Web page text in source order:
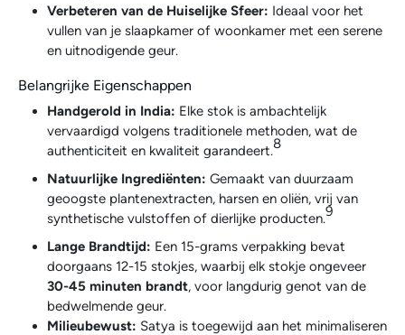
Verbeteren van de Huiselijke Sfeer: Ideaal voor het
vullen van je slaapkamer of woonkamer met een serene
en uitnodigende geur.
Belangrijke Eigenschappen
Handgerold in India: Elke stok is ambachtelijk
vervaardigd volgens traditionele methoden, wat de
authenticiteit en kwaliteit garandeert.8
Natuurlijke Ingrediënten: Gemaakt van duurzaam
geoogste plantenextracten, harsen en oliën, vrij van
synthetische vulstoffen of dierlijke producten.9
Lange Brandtijd: Een 15-grams verpakking bevat
doorgaans 12-15 stokjes, waarbij elk stokje ongeveer
30-45 minuten brandt, voor langdurig genot van de
bedwelmende geur.
Milieubewust: Satya is toegewijd aan het minimaliseren